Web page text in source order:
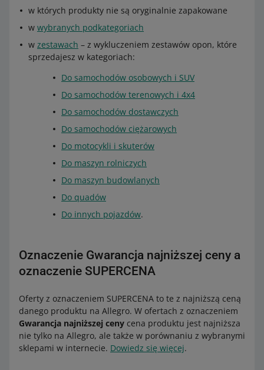
w których produkty nie są oryginalnie zapakowane
w wybranych podkategoriach
w zestawach – z wykluczeniem zestawów opon, które
sprzedajesz w kategoriach:
Do samochodów osobowych i SUV
Do samochodów terenowych i 4x4
Do samochodów dostawczych
Do samochodów ciężarowych
Do motocykli i skuterów
Do maszyn rolniczych
Do maszyn budowlanych
Do quadów
Do innych pojazdów.
Oznaczenie Gwarancja najniższej ceny a
oznaczenie SUPERCENA
Oferty z oznaczeniem SUPERCENA to te z najniższą ceną
danego produktu na Allegro. W ofertach z oznaczeniem
Gwarancja najniższej ceny cena produktu jest najniższa
nie tylko na Allegro, ale także w porównaniu z wybranymi
sklepami w internecie. Dowiedz się więcej.